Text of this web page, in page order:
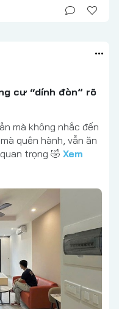
cư “dính đòn” rõ
mà không nhắc đến
quên hành, vẫn ăn
trọng 🤣 Xem